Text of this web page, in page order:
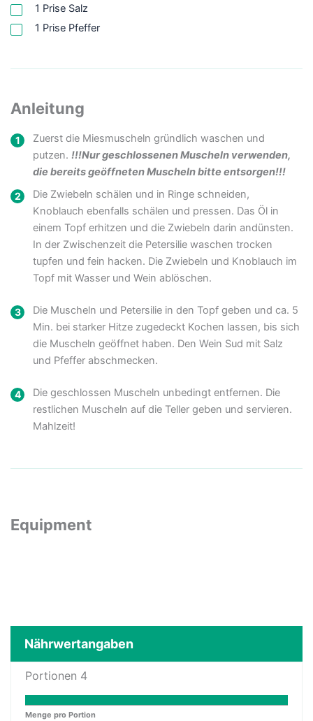
1 Prise Salz
1 Prise Pfeffer
Anleitung
Zuerst die Miesmuscheln gründlich waschen und
putzen. !!!Nur geschlossenen Muscheln verwenden,
die bereits geöffneten Muscheln bitte entsorgen!!!
Die Zwiebeln schälen und in Ringe schneiden,
Knoblauch ebenfalls schälen und pressen. Das Öl in
einem Topf erhitzen und die Zwiebeln darin andünsten.
In der Zwischenzeit die Petersilie waschen trocken
tupfen und fein hacken. Die Zwiebeln und Knoblauch im
Topf mit Wasser und Wein ablöschen.
Die Muscheln und Petersilie in den Topf geben und ca. 5
Min. bei starker Hitze zugedeckt Kochen lassen, bis sich
die Muscheln geöffnet haben. Den Wein Sud mit Salz
und Pfeffer abschmecken.
Die geschlossen Muscheln unbedingt entfernen. Die
restlichen Muscheln auf die Teller geben und servieren.
Mahlzeit!
Equipment
Nährwertangaben
Portionen 4
Menge pro Portion